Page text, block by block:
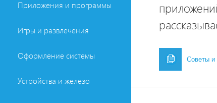
Приложения и программы
Игры и развлечения
Оформление системы
Устройства и железо
Советы и